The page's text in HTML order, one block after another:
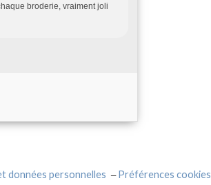
broderie, vraiment joli
données personnelles Préférences cookies